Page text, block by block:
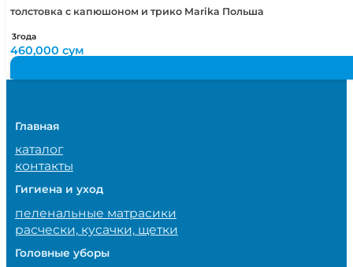
толстовка с капюшоном и трико Marika Польша
3года
460,000сум
Главная
каталог
контакты
Гигиена и уход
пеленальные матрасики
расчески, кусачки, щетки
Головные уборы